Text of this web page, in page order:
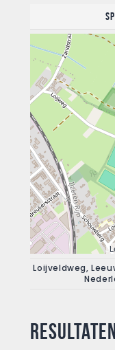
Loijveldweg,